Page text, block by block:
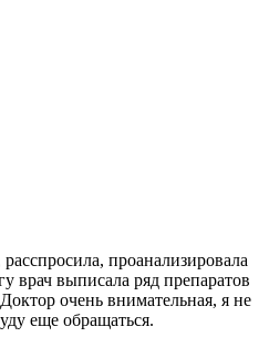
проанализировала
врач выписала ряд препаратов
очень внимательная, я не
еще обращаться.